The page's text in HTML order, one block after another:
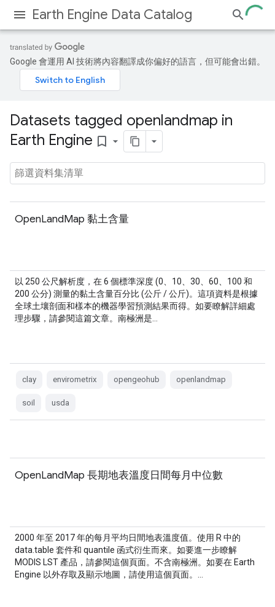
Earth Engine Data Catalog
Google 會運用 AI 技術將內容翻譯成你偏好的語言，但可能會出錯。
Datasets tagged openlandmap in
Earth Engine bookmark_border
OpenLandMap 黏土含量
以 250 公尺解析度，在 6 個標準深度 (0、10、30、60、100 和
200 公分) 測量的黏土含量百分比 (公斤 / 公斤)。這項資料是根據
全球土壤剖面和樣本的機器學習預測結果而得。如要瞭解詳細處
理步驟，請參閱這篇文章。南極洲是…
clay envirometrix opengeohub openlandmap
soil usda
OpenLandMap 長期地表溫度日間每月中位數
2000 年至 2017 年的每月平均日間地表溫度值。使用 R 中的
data.table 套件和 quantile 函式衍生而來。如要進一步瞭解
MODIS LST 產品，請參閱這個頁面。不含南極洲。如要在 Earth
Engine 以外存取及顯示地圖，請使用這個頁面。…